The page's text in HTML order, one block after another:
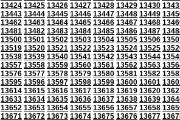
13424 13425 13426 13427 13428 13429 13430
13443 13444 13445 13446 13447 13448 13449
13462 13463 13464 13465 13466 13467 13468
13481 13482 13483 13484 13485 13486 13487
13500 13501 13502 13503 13504 13505 13506
13519 13520 13521 13522 13523 13524 13525
13538 13539 13540 13541 13542 13543 13544
13557 13558 13559 13560 13561 13562 13563
13576 13577 13578 13579 13580 13581 13582
13595 13596 13597 13598 13599 13600 13601
13614 13615 13616 13617 13618 13619 13620
13633 13634 13635 13636 13637 13638 13639
13652 13653 13654 13655 13656 13657 13658
13671 13672 13673 13674 13675 13676 13677